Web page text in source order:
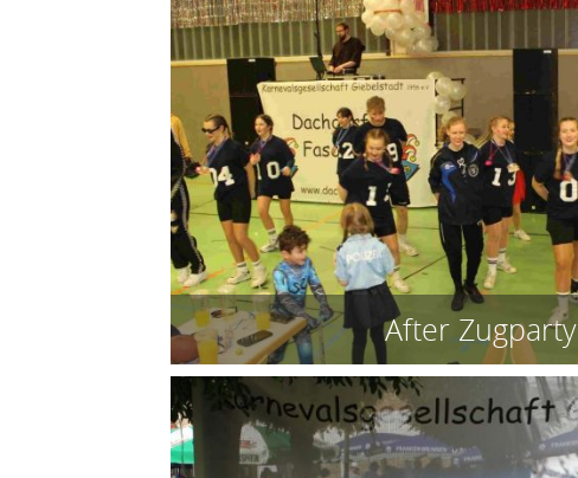
After Zugparty